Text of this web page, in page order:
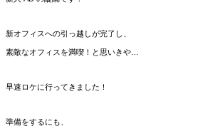
新オフィスへの引っ越しが完了し、
素敵なオフィスを満喫！と思いきや…
早速ロケに⾏ってきました！
準備をするにも、